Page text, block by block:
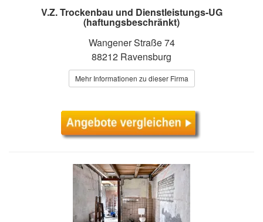
V.Z. Trockenbau und Dienstleistungs-UG
(haftungsbeschränkt)
Wangener Straße 74
88212 Ravensburg
Mehr Informationen zu dieser Firma